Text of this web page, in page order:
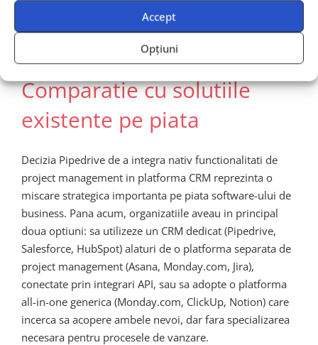
Accept
Opțiuni
valoare adaugata ridicata, cum ar fi managementul
riscurilor, comunicarea cu stakeholderii si optimizarea
continua a proceselor de livrare.
Comparatie cu solutiile
existente pe piata
Decizia Pipedrive de a integra nativ functionalitati de
project management in platforma CRM reprezinta o
miscare strategica importanta pe piata software-ului de
business. Pana acum, organizatiile aveau in principal
doua optiuni: sa utilizeze un CRM dedicat (Pipedrive,
Salesforce, HubSpot) alaturi de o platforma separata de
project management (Asana, Monday.com, Jira),
conectate prin integrari API, sau sa adopte o platforma
all-in-one generica (Monday.com, ClickUp, Notion) care
incerca sa acopere ambele nevoi, dar fara specializarea
necesara pentru procesele de vanzare.